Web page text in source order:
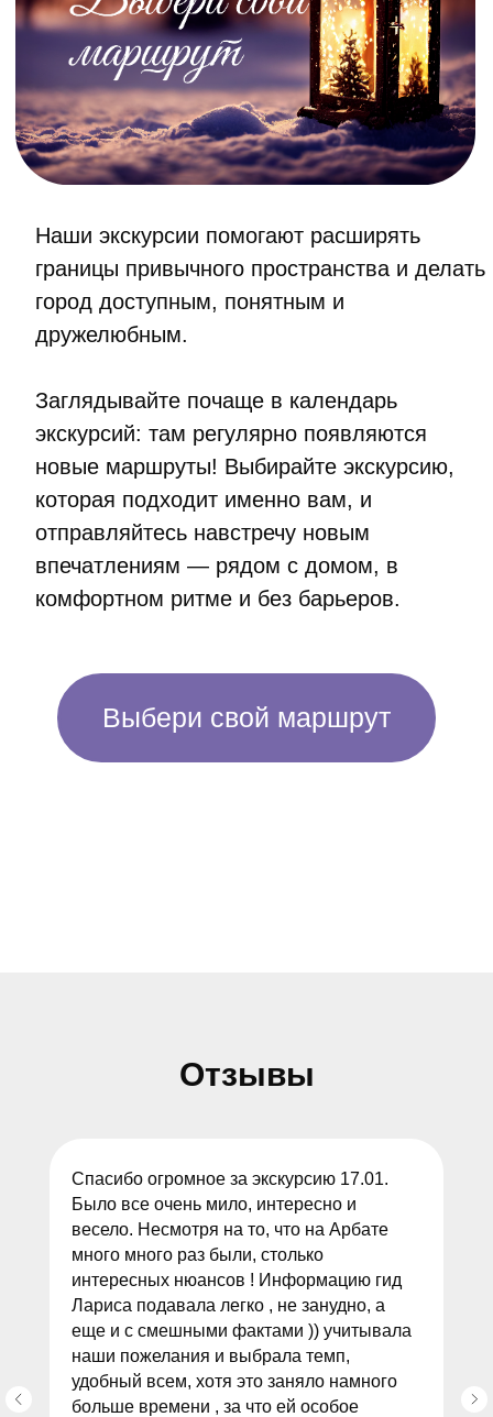
Отзывы
Спасибо огромное за экскурсию 17.01.
Было все очень мило, интересно и
весело. Несмотря на то, что на Арбате
много много раз были, столько
интересных нюансов ! Информацию гид
Лариса подавала легко , не занудно, а
еще и с смешными фактами )) учитывала
наши пожелания и выбрала темп,
удобный всем, хотя это заняло намного
больше времени , за что ей особое
Телефон
+7 968 565-55-80
E-mail
info@fond-deystvuy.ru
Мы используем файлы cookie,
для персонализации сервисов
и повышения удобства
пользования сайтом. Если
вы не согласны
на их использование, поменяйте
настройки браузера.
Политика в отношении
обработки персональных
данных
Премия РБК 2016, номинация
Премия Trainings 2017, номинация
“Территория включенности”